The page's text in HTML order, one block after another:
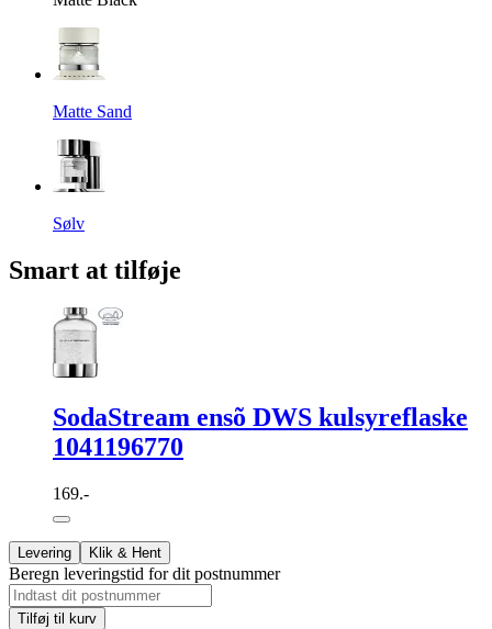
Matte Sand
Sølv
Smart at tilføje
SodaStream ensõ DWS kulsyreflaske
1041196770
169.-
Levering Klik & Hent
Beregn leveringstid for dit postnummer
Tilføj til kurv